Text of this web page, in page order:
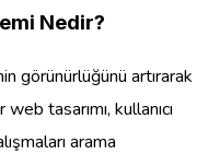
Nedir?
görünürlüğünü artırarak
tasarımı, kullanıcı
arama